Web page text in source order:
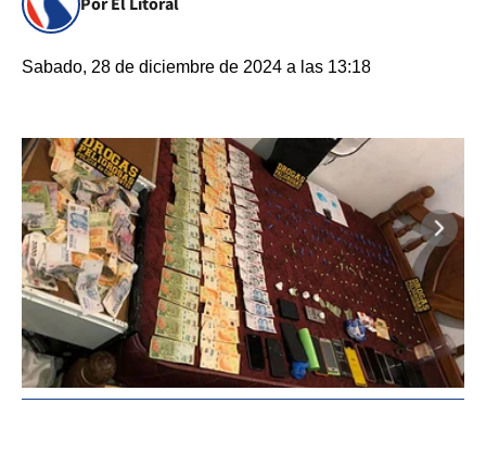
Sabado, 28 de diciembre de 2024 a las 13:18